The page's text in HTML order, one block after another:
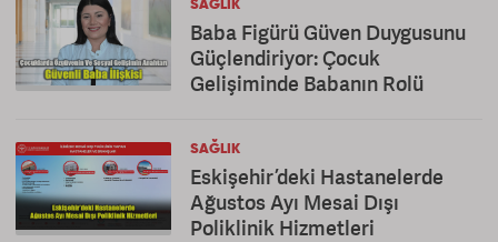
SAĞLIK
Baba Figürü Güven Duygusunu
Güçlendiriyor: Çocuk
Gelişiminde Babanın Rolü
SAĞLIK
Eskişehir’deki Hastanelerde
Ağustos Ayı Mesai Dışı
Poliklinik Hizmetleri